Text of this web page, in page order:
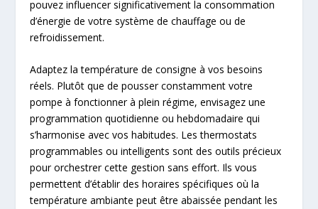
pouvez influencer significativement la consommation
d’énergie de votre système de chauffage ou de
refroidissement.
Adaptez la température de consigne à vos besoins
réels. Plutôt que de pousser constamment votre
pompe à fonctionner à plein régime, envisagez une
programmation quotidienne ou hebdomadaire qui
s’harmonise avec vos habitudes. Les thermostats
programmables ou intelligents sont des outils précieux
pour orchestrer cette gestion sans effort. Ils vous
permettent d’établir des horaires spécifiques où la
température ambiante peut être abaissée pendant les